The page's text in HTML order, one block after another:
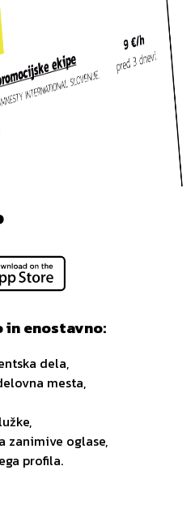
enostavno:
dela,
mesta,
zanimive oglase,
profila.